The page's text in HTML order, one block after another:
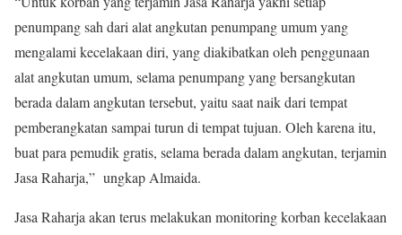
penumpang sah dari alat angkutan penumpang umum yang
mengalami kecelakaan diri, yang diakibatkan oleh penggunaan
alat angkutan umum, selama penumpang yang bersangkutan
berada dalam angkutan tersebut, yaitu saat naik dari tempat
pemberangkatan sampai turun di tempat tujuan. Oleh karena itu,
buat para pemudik gratis, selama berada dalam angkutan, terjamin
Jasa Raharja,” ungkap Almaida.
Jasa Raharja akan terus melakukan monitoring korban kecelakaan